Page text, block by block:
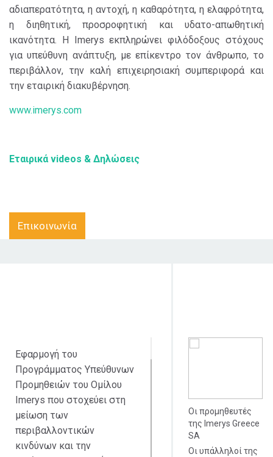
αδιαπερατότητα, η αντοχή, η καθαρότητα, η ελαφρότητα,
η διηθητική, προσροφητική και υδατο-απωθητική
ικανότητα. Η Imerys εκπληρώνει φιλόδοξους στόχους
για υπεύθυνη ανάπτυξη, με επίκεντρο τον άνθρωπο, το
περιβάλλον, την καλή επιχειρησιακή συμπεριφορά και
την εταιρική διακυβέρνηση.
www.imerys.com
Εταιρικά videos & Δηλώσεις
Επικοινωνία
Εφαρμογή του
Προγράμματος Υπεύθυνων
Προμηθειών του Ομίλου
Imerys που στοχεύει στη
μείωση των
περιβαλλοντικών
κινδύνων και την
Οι προμηθευτές
της Imerys Greece
SA
Οι υπάλληλοί της